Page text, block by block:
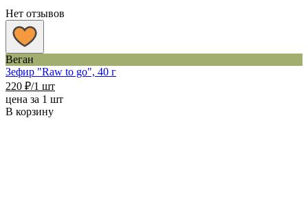
Нет отзывов
Веган
Зефир "Raw to go", 40 г
220 ₽/1 шт
цена за 1 шт
В корзину